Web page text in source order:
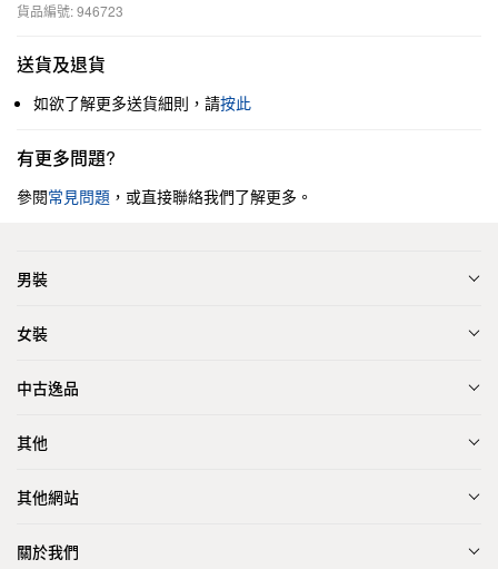
貨品編號: 946723
送貨及退貨
如欲了解更多送貨細則，請按此
有更多問題?
參閱常見問題 ，或直接聯絡我們了解更多。
男裝
女裝
中古逸品
其他
其他網站
關於我們